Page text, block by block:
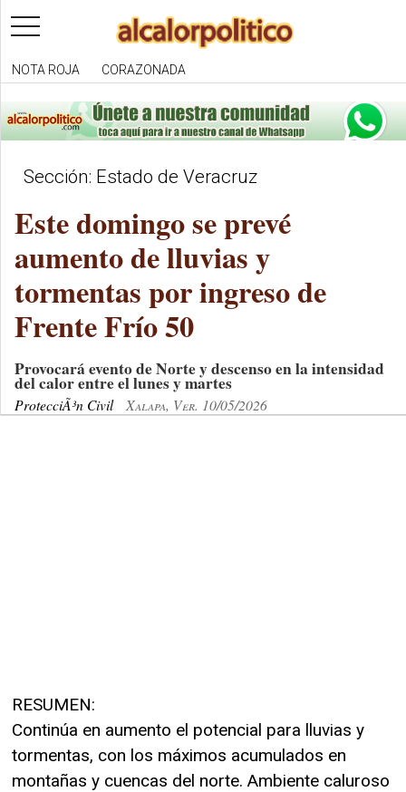
toggle
navigation
NOTA ROJA CORAZONADA
Sección: Estado de Veracruz
Este domingo se prevé
aumento de lluvias y
tormentas por ingreso de
Frente Frío 50
Provocará evento de Norte y descenso en la intensidad
del calor entre el lunes y martes
ProtecciÃ³n Civil Xalapa, Ver. 10/05/2026
RESUMEN:
Continúa en aumento el potencial para lluvias y
tormentas, con los máximos acumulados en
montañas y cuencas del norte. Ambiente caluroso